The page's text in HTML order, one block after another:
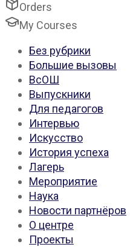
Orders
My Courses
Без рубрики
Большие вызовы
ВсОШ
Выпускники
Для педагогов
Интервью
Искусство
История успеха
Лагерь
Мероприятие
Наука
Новости партнёров
О центре
Проекты